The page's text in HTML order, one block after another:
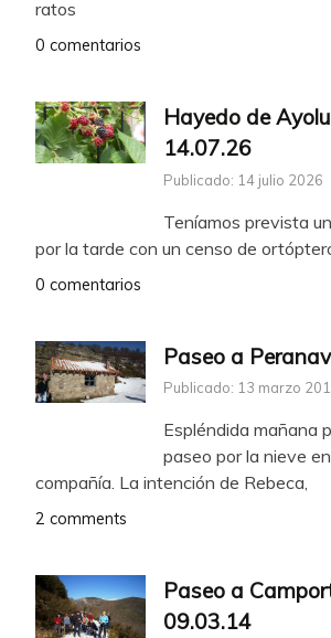
ratos
0 comentarios
Hayedo de
14.07.26
Publicado: 14 julio 2026
Teníamos prevista
por la tarde con un censo de
0 comentarios
Paseo a
Publicado: 13 marzo
Espléndida mañana
paseo por la nieve
compañía. La intención de Rebeca,
2 comments
Paseo a
09.03.14